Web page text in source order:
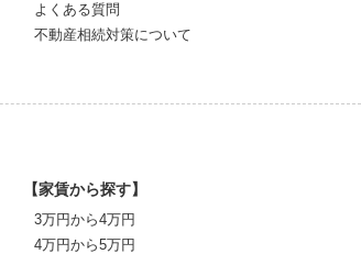
よくある質問
不動産相続対策について
【家賃から探す】
3万円から4万円
4万円から5万円